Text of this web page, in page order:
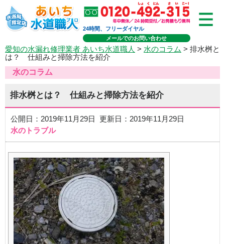
24時間、フリーダイヤル
メールでのお問い合わせ
愛知の水漏れ修理業者 あいち水道職人 > 水のコラム > 排水桝と
は？ 仕組みと掃除方法を紹介
水のコラム
排水桝とは？ 仕組みと掃除方法を紹介
公開日：2019年11月29日 更新日：2019年11月29日
水のトラブル